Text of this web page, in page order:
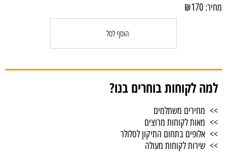
מחיר: ₪170
הוסף לסל
למה לקוחות בוחרים בנו?
>> מחירים משתלמים
>> מאות לקוחות מרוצים
>> אלופים בתחום התיקון לסלולר
>> שירות לקוחות מעולה